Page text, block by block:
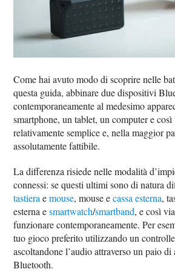
Come hai avuto modo di scoprire nelle
questa guida, abbinare due dispositivi
contemporaneamente al medesimo
smartphone, un tablet, un computer e così
relativamente semplice e, nella maggior
assolutamente fattibile.
La differenza risiede nelle modalità
connessi: se questi ultimi sono di natura
tastiera emouse, mouse ecassa esterna,
esterna esmartwatch/smartband, e così
funzionare contemporaneamente. Per
tuo gioco preferito utilizzando un
ascoltandone l’audio attraverso un paio
Bluetooth.